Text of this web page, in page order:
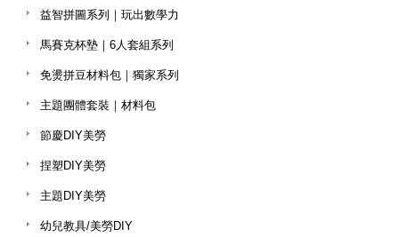
益智拼圖系列｜玩出數學力
馬賽克杯墊｜6人套組系列
免燙拼豆材料包｜獨家系列
主題團體套裝｜材料包
節慶DIY美勞
捏塑DIY美勞
主題DIY美勞
幼兒教具/美勞DIY